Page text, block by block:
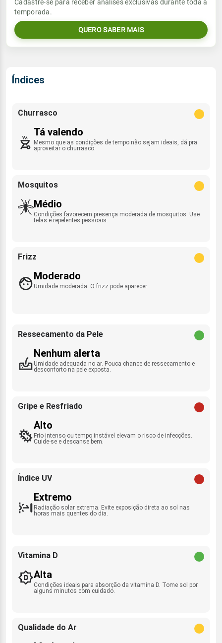
Umidade do ar
40%100%
Rajada de vento
Sol
06:23h às 17:35h
Lua
1.2mm
Umidade do ar
SSE - 6km/h
Rajada de vento
Sol
Cadastre-se para receber análises exclusivas durante toda a
temporada.
QUERO SABER MAIS
Índices
Churrasco
Tá valendo
Mesmo que as condições de tempo não sejam ideais, dá pra
aproveitar o churrasco.
Mosquitos
Médio
Condições favorecem presença moderada de mosquitos. Use
telas e repelentes pessoais.
Frizz
Moderado
Umidade moderada. O frizz pode aparecer.
Ressecamento da Pele
Nenhum alerta
Umidade adequada no ar. Pouca chance de ressecamento e
desconforto na pele exposta.
Gripe e Resfriado
Alto
Frio intenso ou tempo instável elevam o risco de infecções.
Cuide-se e descanse bem.
Índice UV
Extremo
Radiação solar extrema. Evite exposição direta ao sol nas
horas mais quentes do dia.
Vitamina D
Alta
Condições ideais para absorção da vitamina D. Tome sol por
alguns minutos com cuidado.
Qualidade do Ar